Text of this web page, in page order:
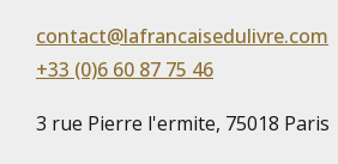
contact@lafrancaisedulivre.com
+33 (0)6 60 87 75 46
3 rue Pierre l'ermite, 75018 Paris